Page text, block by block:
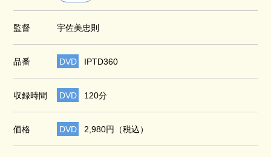
監督 宇佐美忠則
品番 DVD IPTD360
収録時間 DVD 120分
価格 DVD 2,980円（税込）